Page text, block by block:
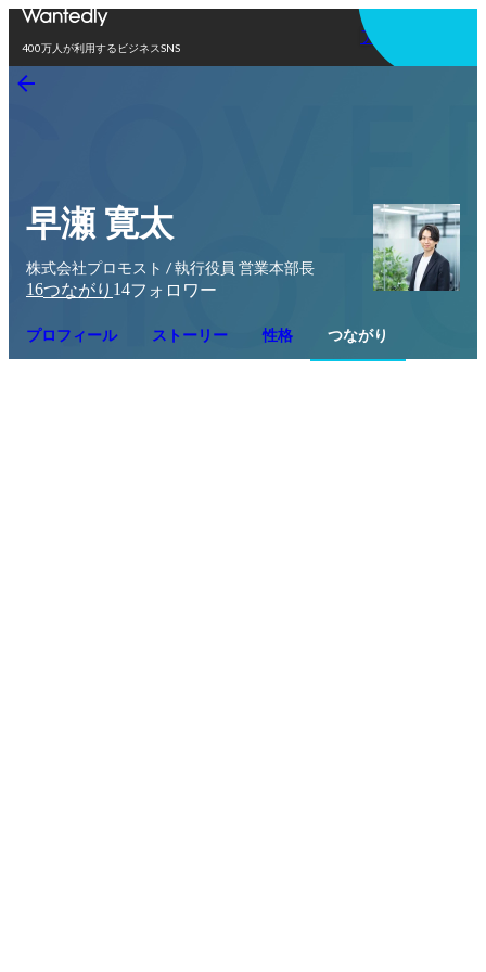
400万人が利用するビジネスSNS
アプリを使う
早瀬 寛太
株式会社プロモスト / 執行役員 営業本部長
16つながり 14フォロワー
プロフィール ストーリー 性格 つながり